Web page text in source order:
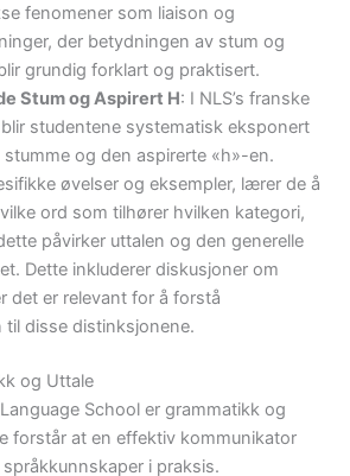
fenomener som liaison og
der betydningen av stum og
grundig forklart og praktisert.
Stum og Aspirert H: I NLS’s franske
studentene systematisk eksponert
og den aspirerte «h»-en.
øvelser og eksempler, lærer de å
ord som tilhører hvilken kategori,
påvirker uttalen og den generelle
Dette inkluderer diskusjoner om
det er relevant for å forstå
til disse distinksjonene.
og Uttale
School er grammatikk og
forstår at en effektiv kommunikator
i praksis.